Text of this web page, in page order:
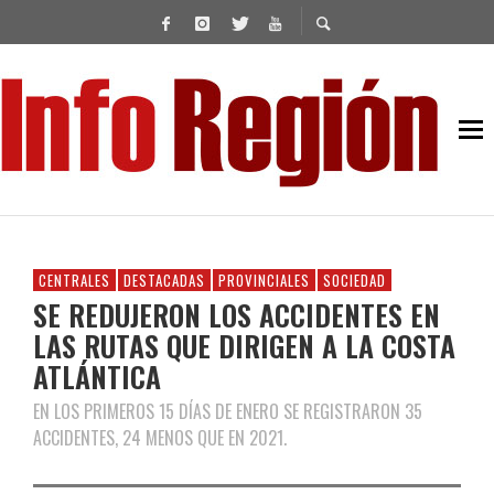
CENTRALES DESTACADAS PROVINCIALES SOCIEDAD
SE REDUJERON LOS ACCIDENTES EN
LAS RUTAS QUE DIRIGEN A LA COSTA
ATLÁNTICA
EN LOS PRIMEROS 15 DÍAS DE ENERO SE REGISTRARON 35
ACCIDENTES, 24 MENOS QUE EN 2021.